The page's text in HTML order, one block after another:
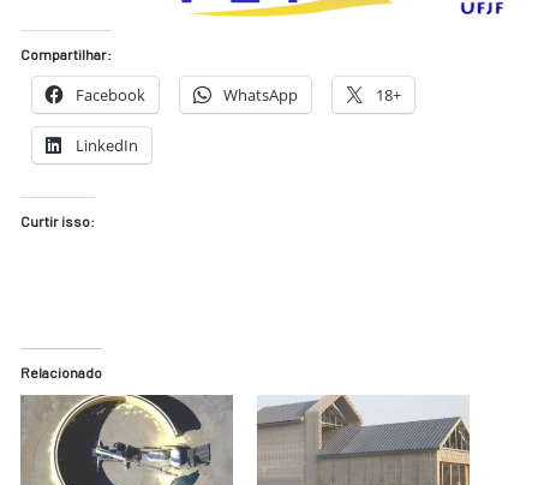
Compartilhar:
Facebook WhatsApp 18+
LinkedIn
Curtir isso:
Relacionado